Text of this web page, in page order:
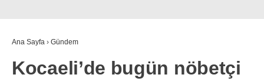
Ana Sayfa › Gündem
Kocaeli’de bugün nöbetçi